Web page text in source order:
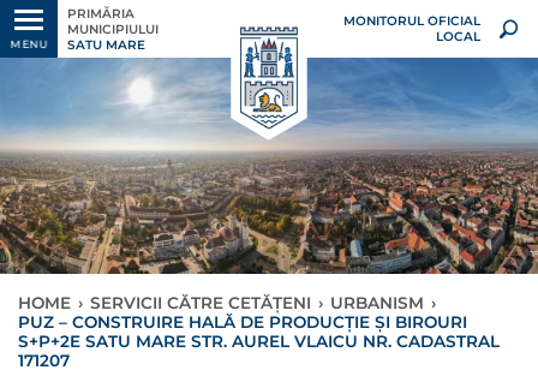
MENU
PRIMĂRIA
MUNICIPIULUI
SATU MARE
MONITORUL OFICIAL
LOCAL
HOME › SERVICII CĂTRE CETĂȚENI › URBANISM ›
PUZ – CONSTRUIRE HALĂ DE PRODUCȚIE ȘI BIROURI
S+P+2E SATU MARE STR. AUREL VLAICU NR. CADASTRAL
171207